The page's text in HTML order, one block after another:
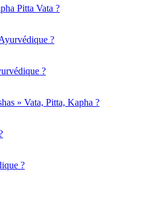
Pitta Vata ?
?
?
» Vata, Pitta, Kapha ?
?